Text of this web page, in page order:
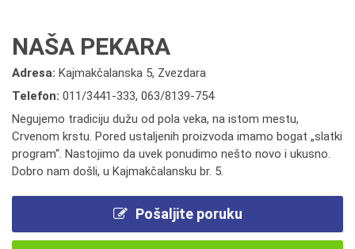
NAŠA PEKARA
Adresa: Kajmakčalanska 5, Zvezdara
Telefon: 011/3441-333, 063/8139-754
Negujemo tradiciju dužu od pola veka, na istom mestu,
Crvenom krstu. Pored ustaljenih proizvoda imamo bogat „slatki
program“. Nastojimo da uvek ponudimo nešto novo i ukusno.
Dobro nam došli, u Kajmakčalansku br. 5.
Pošaljite poruku